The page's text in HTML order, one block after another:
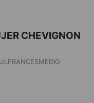
CHEVIGNON